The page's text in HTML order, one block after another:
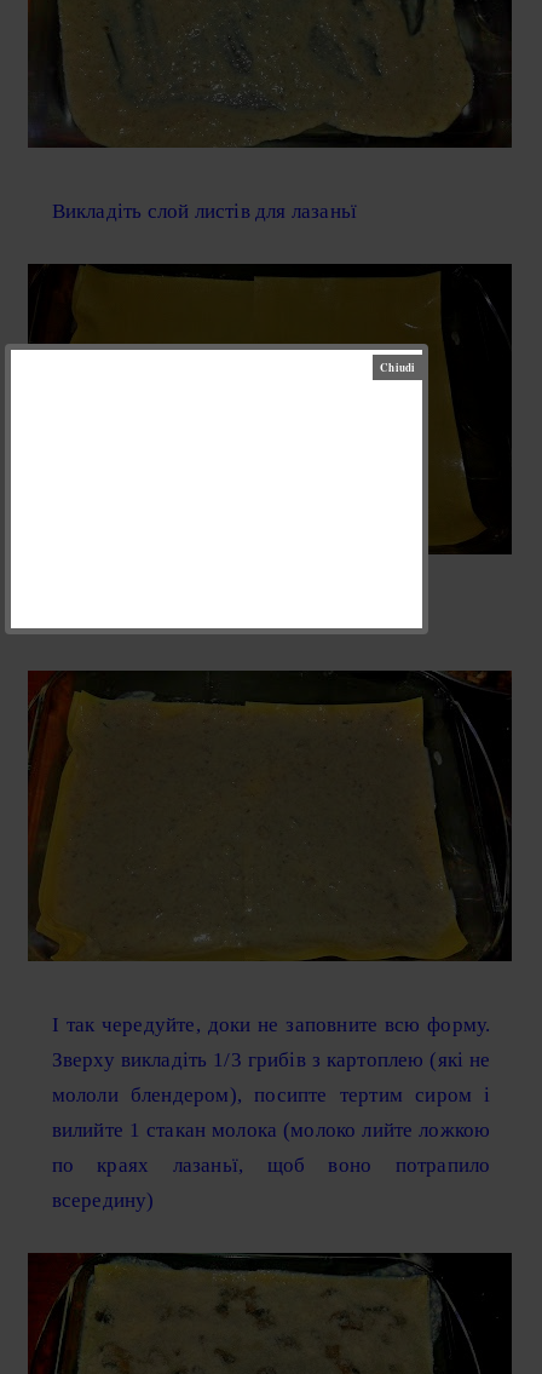
Викладіть слой листів для лазаньї
І так чередуйте, доки не заповните всю форму.
Зверху викладіть 1/3 грибів з картоплею (які не
мололи блендером), посипте тертим сиром і
вилийте 1 стакан молока (молоко лийте ложкою
по краях лазаньї, щоб воно потрапило
всередину)